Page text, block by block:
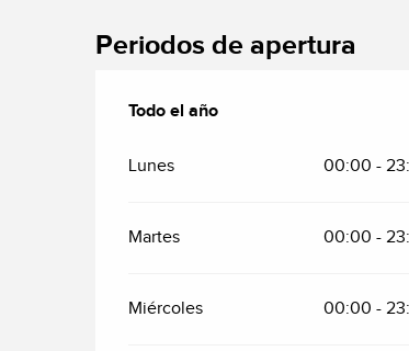
Periodos de apertura
Todo el año
Todo el año
Lunes 00:00 -
Martes 00:00 -
Miércoles 00:00 -